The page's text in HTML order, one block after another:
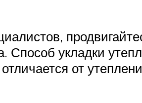
Способ укладки
от